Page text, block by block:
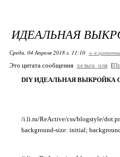
ИДЕАЛЬНАЯ
Среда, 04 Апреля 2018 г. 11:10 + в
Это цитата сообщения хельга_оля [
DIY ИДЕАЛЬНАЯ ВЫКРОЙКА
/i.li.ru/ReActive/css/blogstyle/
background-size: initial;